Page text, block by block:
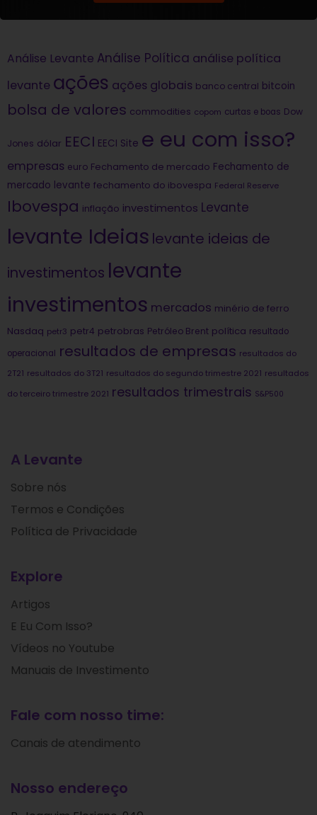
Análise Levante Análise Política análise política
levante ações ações globais banco central bitcoin
bolsa de valores commodities copom curtas e boas Dow
Jones dólar EECI EECI Site e eu com isso?
empresas euro Fechamento de mercado Fechamento de
mercado levante fechamento do ibovespa Federal Reserve
Ibovespa inflação investimentos Levante
levante Ideias levante ideias de
investimentos levante
investimentos mercados minério de ferro
Nasdaq petr3 petr4 petrobras Petróleo Brent política resultado
operacional resultados de empresas resultados do
2T21 resultados do 3T21 resultados do segundo trimestre 2021 resultados
do terceiro trimestre 2021 resultados trimestrais S&P500
A Levante
Sobre nós
Termos e Condições
Política de Privacidade
Explore
Artigos
E Eu Com Isso?
Vídeos no Youtube
Manuais de Investimento
Fale com nosso time:
Canais de atendimento
Nosso endereço